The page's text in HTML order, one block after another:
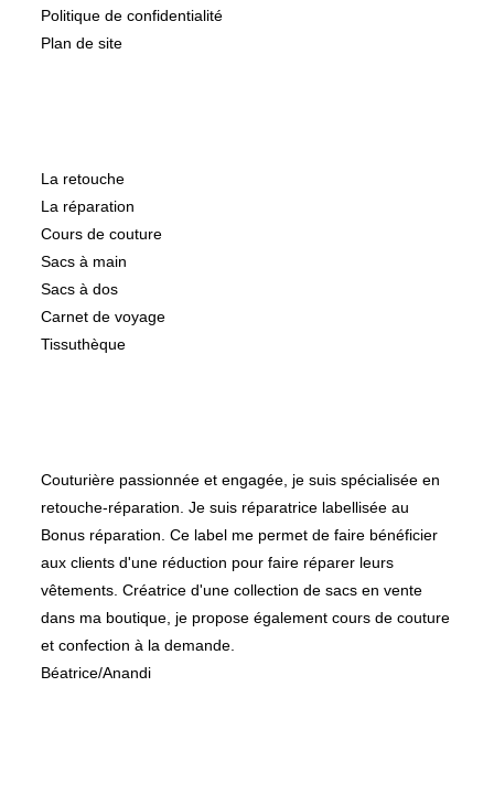
Politique de confidentialité
Plan de site
La retouche
La réparation
Cours de couture
Sacs à main
Sacs à dos
Carnet de voyage
Tissuthèque
Couturière passionnée et engagée, je suis spécialisée en
retouche-réparation. Je suis réparatrice labellisée au
Bonus réparation. Ce label me permet de faire bénéficier
aux clients d'une réduction pour faire réparer leurs
vêtements. Créatrice d'une collection de sacs en vente
dans ma boutique, je propose également cours de couture
et confection à la demande.
Béatrice/Anandi